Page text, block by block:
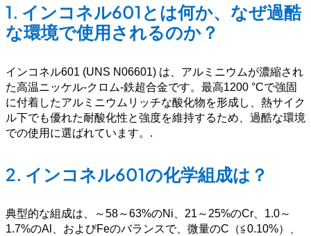
1. インコネル601とは何か、なぜ過酷
な環境で使用されるのか？
インコネル601 (UNS N06601) は、アルミニウムが濃縮され
た高温ニッケル-クロム-鉄超合金です。最高1200 °Cで強固
に付着したアルミニウムリッチな酸化物を形成し、熱サイク
ル下でも優れた耐酸化性と強度を維持するため、過酷な環境
での使用に選ばれています。 .
2. インコネル601の化学組成は？
典型的な組成は、～58～63%のNi、21～25%のCr、1.0～
1.7%のAl、およびFeのバランスで、微量のC（≦0.10%）、